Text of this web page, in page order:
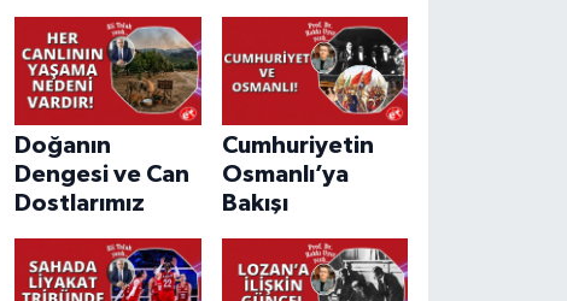
Doğanın
Dengesi ve Can
Dostlarımız
Cumhuriyetin
Osmanlı’ya
Bakışı